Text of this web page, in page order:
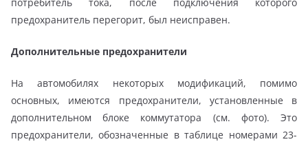
предохранитель перегорит, был неисправен.
Дополнительные предохранители
На автомобилях некоторых модификаций, помимо
основных, имеются предохранители, установленные в
дополнительном блоке коммутатора (см. фото). Это
предохранители, обозначенные в таблице номерами 23-